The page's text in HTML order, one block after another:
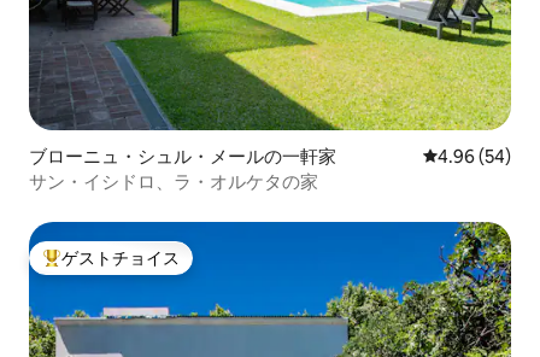
ブローニュ・シュル・メールの一軒家 レビュー54
4.96 (54)
サン・イシドロ、ラ・オルケタの家
大好評のゲストチョイスです。
ゲストチョイス